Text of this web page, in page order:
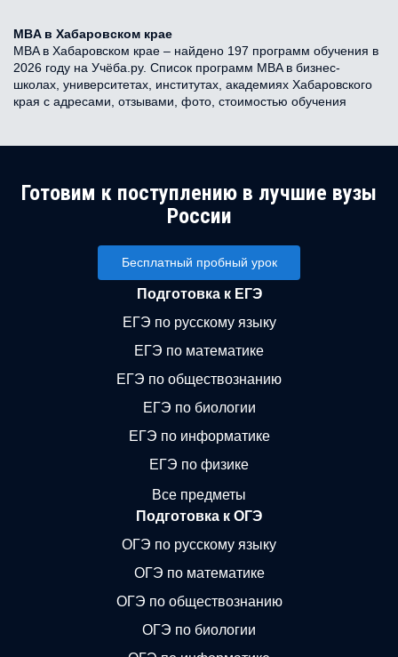
MBA в Хабаровском крае
MBA в Хабаровском крае – найдено 197 программ обучения в
2026 году на Учёба.ру. Список программ MBA в бизнес-
школах, университетах, институтах, академиях Хабаровского
края с адресами, отзывами, фото, стоимостью обучения
Готовим к поступлению в лучшие вузы
России
Бесплатный пробный урок
Подготовка к ЕГЭ
ЕГЭ по русскому языку
ЕГЭ по математике
ЕГЭ по обществознанию
ЕГЭ по биологии
ЕГЭ по информатике
ЕГЭ по физике
Все предметы
Подготовка к ОГЭ
ОГЭ по русскому языку
ОГЭ по математике
ОГЭ по обществознанию
ОГЭ по биологии